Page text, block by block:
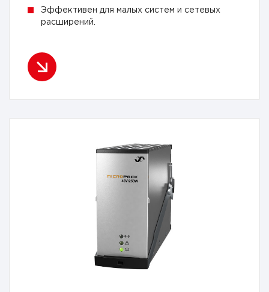
Эффективен для малых систем и сетевых
расширений.